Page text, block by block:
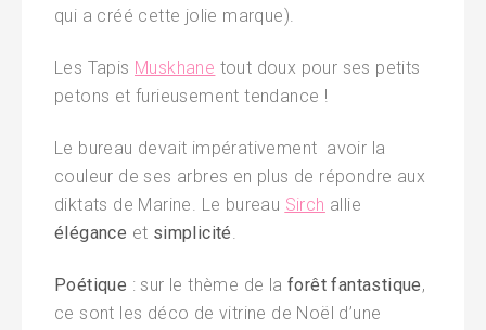
qui a créé cette jolie marque).
Les Tapis Muskhane tout doux pour ses petits
petons et furieusement tendance !
Le bureau devait impérativement avoir la
couleur de ses arbres en plus de répondre aux
diktats de Marine. Le bureau Sirch allie
élégance et simplicité.
Poétique : sur le thème de laforêt fantastique,
ce sont les déco de vitrine de Noël d’une